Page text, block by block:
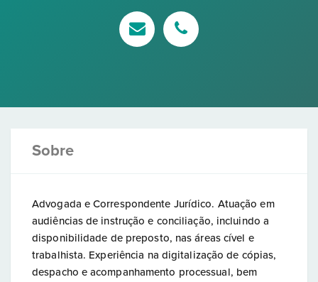
Sobre
Advogada e Correspondente Jurídico. Atuação em
audiências de instrução e conciliação, incluindo a
disponibilidade de preposto, nas áreas cível e
trabalhista. Experiência na digitalização de cópias,
despacho e acompanhamento processual, bem